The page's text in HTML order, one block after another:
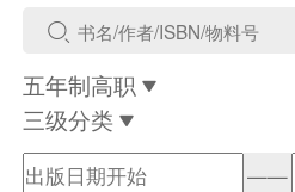
五年制高职
三级分类
——